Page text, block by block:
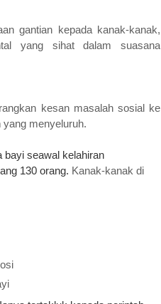
gantian kepada kanak-kanak,
yang sihatdalam suasana
kesan masalah sosial ke
menyeluruh.
bayi seawal kelahiran
130 orang. Kanak-kanak di